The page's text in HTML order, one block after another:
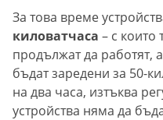
За това време
киловатчаса – с които
продължат да работят,
бъдат заредени за 50-
на два часа, изтъква
устройства няма да